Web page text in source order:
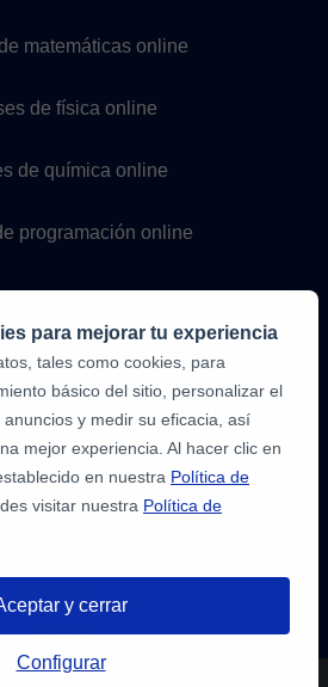
matemáticas online
de física online
de química online
programación online
9,6/10
1,339,284
opiniones
verificadas.com
para mejorar tu experiencia
tales como cookies, para
básico del sitio, personalizar el
y medir su eficacia, así
mejor experiencia. Al hacer clic en
en nuestra Política de
visitar nuestra Política de
y cerrar
Configurar